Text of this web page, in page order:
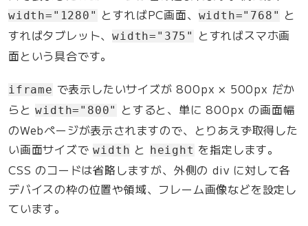
width="1280" とすればPC画面、 width="768" と
すればタブレット、width="375"
とすればスマホ画
面という具合です。
iframe で表示したいサイズが 800px × 500px だか
らとwidth="800"
とすると、単に 800px の画面幅
のWebページが表示されますので、とりあえず取得した
い画面サイズでwidth と height を指定します。
CSS のコードは省略しますが、外側の div に対して各
デバイスの枠の位置や領域、フレーム画像などを設定し
ています。